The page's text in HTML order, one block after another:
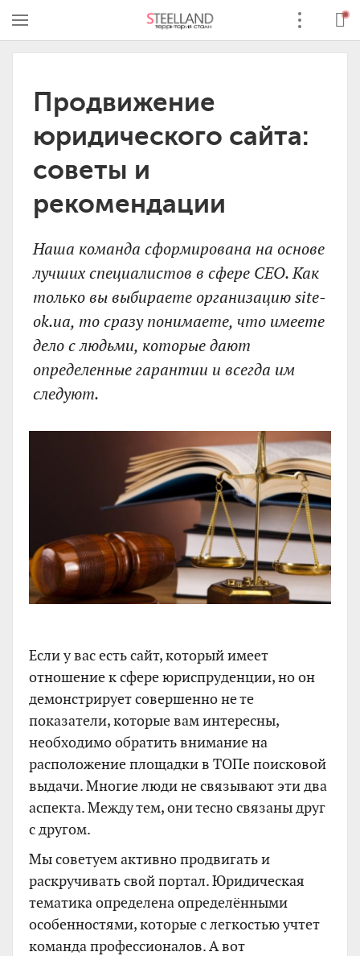
Продвижение
юридического сайта:
советы и
рекомендации
Наша команда сформирована на основе
лучших специалистов в сфере СЕО. Как
только вы выбираете организацию site-
ok.ua, то сразу понимаете, что имеете
дело с людьми, которые дают
определенные гарантии и всегда им
следуют.
Если у вас есть сайт, который имеет
отношение к сфере юриспруденции, но он
демонстрирует совершенно не те
показатели, которые вам интересны,
необходимо обратить внимание на
расположение площадки в ТОПе поисковой
выдачи. Многие люди не связывают эти два
аспекта. Между тем, они тесно связаны друг
с другом.
Мы советуем активно продвигать и
раскручивать свой портал. Юридическая
тематика определена определёнными
особенностями, которые с легкостью учтет
команда профессионалов. А вот